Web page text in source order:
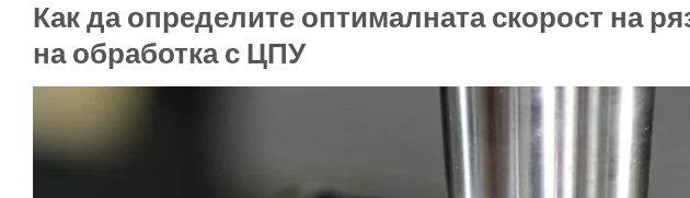
Как да определите оптималната скорост на
на обработка с ЦПУ